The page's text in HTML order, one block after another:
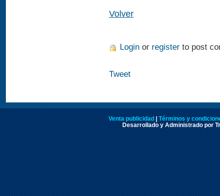
Volver
Login or register to post
Tweet
Venta publicidad | Términos y
Desarrollado y Administrado por